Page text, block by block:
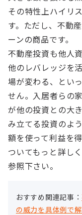
その特性上ハイリ
す。ただし、不動
ーンの商品です。
不動産投資も他人
他のレバレッジを
場が変わる、とい
せん。入居者らの
が他の投資との大
み立てる投資のよ
額を使って利益を
ついてもっと詳し
参照下さい。
おすすめ関連記事：
の威力を具体例で